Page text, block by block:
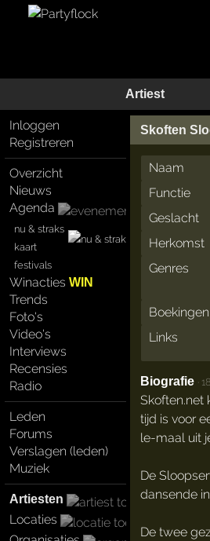
Artiest
Inloggen
Registreren
Overzicht
Nieuws
Agenda
nu & straks
kaart
festivals
WinactiesWIN
Trends
Foto's
Video's
Interviews
Recensies
Radio
Leden
Forums
Verslagen (leden)
Muziek
Artiesten
Locaties
Skoften
Naam
Functie
Geslacht
Herkomst
Genres
Boekingen
Links
Biografie ·
Skoften.net
tijd is voor
le-maal uit
De
dansende
De twee